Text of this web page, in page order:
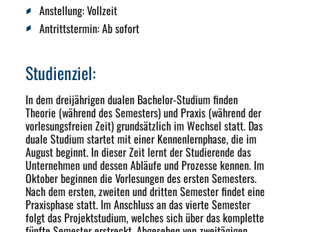
Anstellung:Vollzeit
Antrittstermin: Ab sofort
Studienziel:
In dem dreijährigen dualen Bachelor-Studium finden
Theorie (während des Semesters) und Praxis (während der
vorlesungsfreien Zeit) grundsätzlich im Wechsel statt. Das
duale Studium startet mit einer Kennenlernphase, die im
August beginnt. In dieser Zeit lernt der Studierende das
Unternehmen und dessen Abläufe und Prozesse kennen. Im
Oktober beginnen die Vorlesungen des ersten Semesters.
Nach dem ersten, zweiten und dritten Semester findet eine
Praxisphase statt. Im Anschluss an das vierte Semester
folgt das Projektstudium, welches sich über das komplette